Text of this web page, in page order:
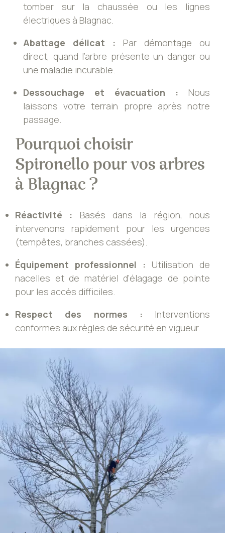
tomber sur la chaussée ou les lignes
électriques à Blagnac.
Abattage délicat : Par démontage ou
direct, quand l’arbre présente un danger ou
une maladie incurable.
Dessouchage et évacuation : Nous
laissons votre terrain propre après notre
passage.
Pourquoi choisir
Spironello pour vos arbres
à Blagnac ?
Réactivité : Basés dans la région, nous
intervenons rapidement pour les urgences
(tempêtes, branches cassées).
Équipement professionnel : Utilisation de
nacelles et de matériel d’élagage de pointe
pour les accès difficiles.
Respect des normes : Interventions
conformes aux règles de sécurité en vigueur.